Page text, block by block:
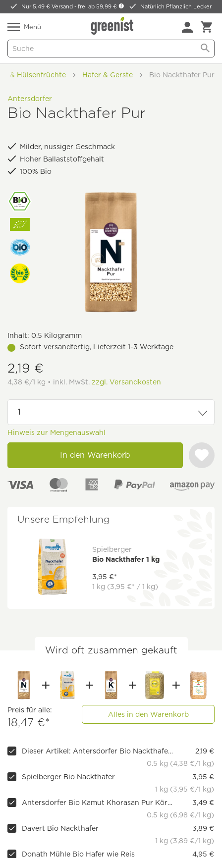
Nur 5,49 € Versand -frei ab 59,99 € Natürlich Pflanzlich Lecker
Menü
& Hülsenfrüchte Hafer & Gerste Bio Nackthafer Pur
Antersdorfer
Bio Nackthafer Pur
Milder, nussiger Geschmack
Hoher Ballaststoffgehalt
100% Bio
Inhalt: 0.5 Kilogramm
Sofort versandfertig, Lieferzeit 1-3 Werktage
2,19 €
4,38 €/1 kg • inkl. MwSt. zzgl. Versandkosten
Hinweis zur Mengenauswahl
In den Warenkorb
Unsere Empfehlung
Spielberger
Bio Nackthafer 1 kg
3,95 €*
1 kg (3,95 €* / 1 kg)
Wird oft zusammen gekauft
Preis für alle:
18,47 €*
Alles in den Warenkorb
Dieser Artikel: Antersdorfer Bio Nackthafer Pur
2,19 €
0.5 kg (4,38 €/1 kg)
Spielberger Bio Nackthafer
3,95 €
1 kg (3,95 €/1 kg)
Antersdorfer Bio Kamut Khorasan Pur Körner 500g
3,49 €
0.5 kg (6,98 €/1 kg)
Davert Bio Nackthafer
3,89 €
1 kg (3,89 €/1 kg)
Donath Mühle Bio Hafer wie Reis
4,95 €